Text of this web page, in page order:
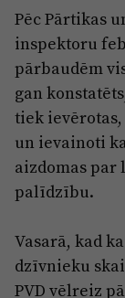
Pēc Pārtikas
inspektoru
pārbaudēm
gan
tiek
un ievainoti
aizdomas
palīdzību.
Vasarā, kad
dzīvnieku
PVD vēlreiz